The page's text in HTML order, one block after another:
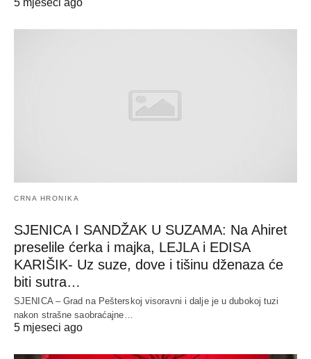
CRNA HRONIKA
SJENICA I SANDŽAK U SUZAMA: Na Ahiret
preselile ćerka i majka, LEJLA i EDISA
KARIŠIK- Uz suze, dove i tišinu dženaza će
biti sutra…
SJENICA – Grad na Pešterskoj visoravni i dalje je u dubokoj tuzi
nakon strašne saobraćajne…
5 mjeseci ago